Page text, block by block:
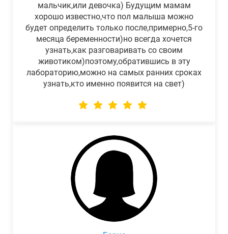
мальчик,или девочка) Будущим мамам
хорошо известно,что пол малыша можно
будет определить только после,примерно,5-го
месяца беременности)но всегда хочется
узнать,как разговаривать со своим
животиком)поэтому,обратившись в эту
лабораторию,можно на самых ранних сроках
узнать,кто именно появится на свет)